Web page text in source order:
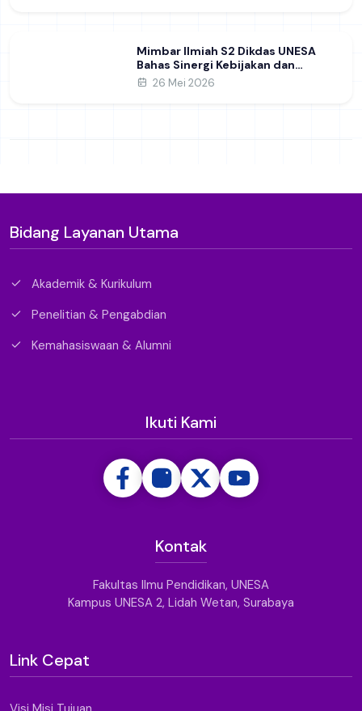
Mimbar Ilmiah S2 Dikdas UNESA
Bahas Sinergi Kebijakan dan
Pendidikan
26 Mei 2026
Bidang Layanan Utama
Akademik & Kurikulum
Penelitian & Pengabdian
Kemahasiswaan & Alumni
Ikuti Kami
Kontak
Fakultas Ilmu Pendidikan, UNESA
Kampus UNESA 2, Lidah Wetan, Surabaya
Link Cepat